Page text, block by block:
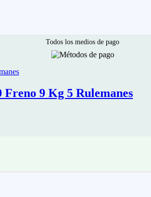
Todos los medios de pago
9 Kg 5 Rulemanes